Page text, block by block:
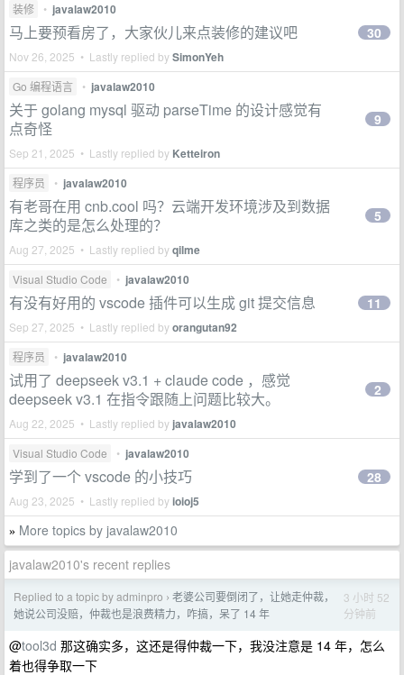
装修 • javalaw2010
马上要预看房了，大家伙儿来点装修的建议吧
Nov 26, 2025 • Lastly replied bySimonYeh
30
Go 编程语言 • javalaw2010
关于 golang mysql 驱动 parseTime 的设计感觉有
点奇怪
Sep 21, 2025 • Lastly replied by Ketteiron
9
程序员 • javalaw2010
有老哥在用 cnb.cool 吗？云端开发环境涉及到数据
库之类的是怎么处理的？
Aug 27, 2025 • Lastly replied byqilme
5
Visual Studio Code • javalaw2010
有没有好用的 vscode 插件可以生成 git 提交信息
Sep 27, 2025 • Lastly replied byorangutan92
11
程序员 • javalaw2010
试用了 deepseek v3.1 + claude code ，感觉
deepseek v3.1 在指令跟随上问题比较大。
Aug 22, 2025 • Lastly replied by javalaw2010
2
Visual Studio Code • javalaw2010
学到了一个 vscode 的小技巧
Aug 23, 2025 • Lastly replied byioioj5
28
» More topics by javalaw2010
javalaw2010's recent replies
Replied to a topic by adminpro › 老婆公司要倒闭了，让她走仲裁，
她说公司没赔，仲裁也是浪费精力，咋搞，呆了 14 年
3 小时 52
分钟前
@tool3d 那这确实多，这还是得仲裁一下，我没注意是 14 年，怎么
着也得争取一下